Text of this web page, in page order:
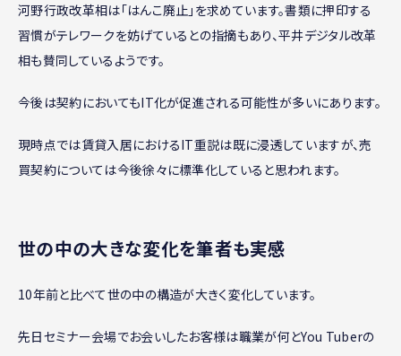
河野行政改革相は「はんこ廃止」を求めています。書類に押印する
習慣がテレワークを妨げているとの指摘もあり、平井デジタル改革
相も賛同しているようです。
今後は契約においてもIT化が促進される可能性が多いにあります。
現時点では賃貸入居におけるIT重説は既に浸透していますが、売
買契約については今後徐々に標準化していると思われます。
世の中の大きな変化を筆者も実感
10年前と比べて世の中の構造が大きく変化しています。
先日セミナー会場でお会いしたお客様は職業が何とYou Tuberの